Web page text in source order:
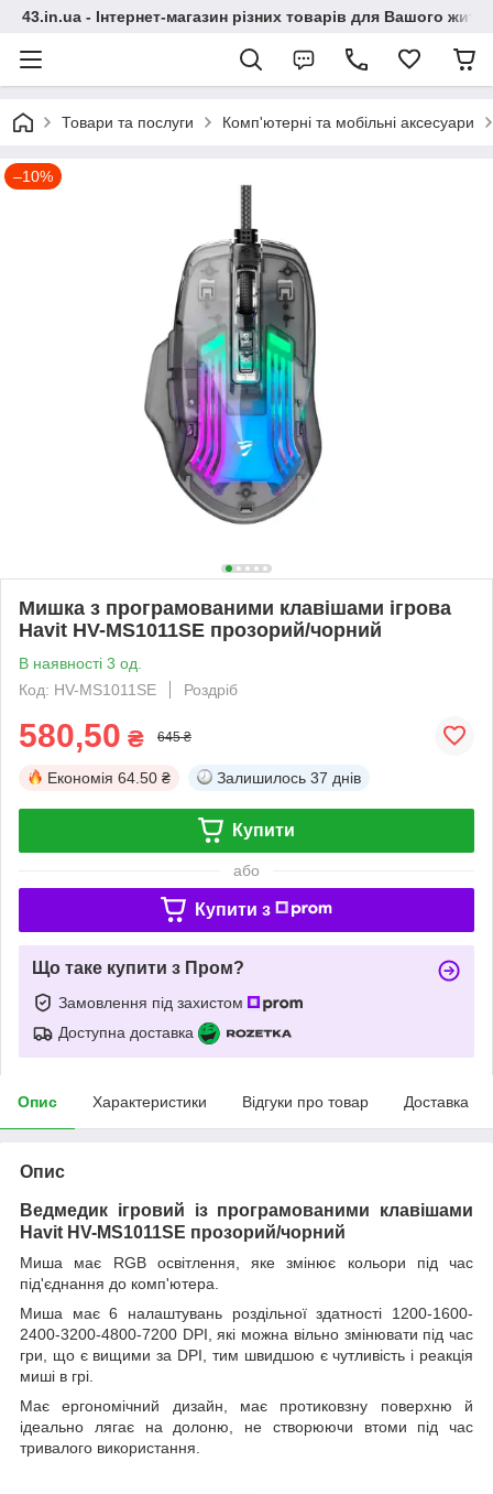
43.in.ua - Інтернет-магазин різних товарів для Вашого
Товари та послуги Комп'ютерні та мобільні аксесуари
–10%
Мишка з програмованими клавішами ігрова
Havit HV-MS1011SE прозорий/чорний
В наявності 3 од.
Код: HV-MS1011SE
Роздріб
580,50 ₴ 645 ₴
Економія 64.50 ₴ Залишилось 37 днів
Купити
або
Купити з
Що таке купити з Пром?
Замовлення під захистом
Доступна доставка
Опис Характеристики Відгуки про товар Доставка
Опис
Ведмедик ігровий із програмованими клавішами
Havit HV-MS1011SE прозорий/чорний
Миша має RGB освітлення, яке змінює кольори під час
під'єднання до комп'ютера.
Миша має 6 налаштувань роздільної здатності 1200-1600-
2400-3200-4800-7200 DPI, які можна вільно змінювати під час
гри, що є вищими за DPI, тим швидшою є чутливість і реакція
миші в грі.
Має ергономічний дизайн, має протиковзну поверхню й
ідеально лягає на долоню, не створюючи втоми під час
тривалого використання.